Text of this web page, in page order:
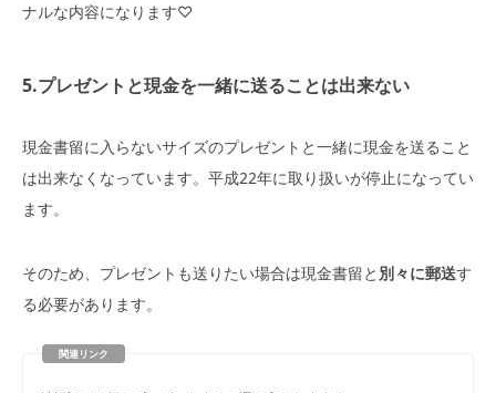
ナルな内容になります♡
5.プレゼントと現金を一緒に送ることは出来ない
現金書留に入らないサイズのプレゼントと一緒に現金を送ること
は出来なくなっています。平成22年に取り扱いが停止になってい
ます。
そのため、プレゼントも送りたい場合は現金書留と 別々に郵送す
る必要があります。